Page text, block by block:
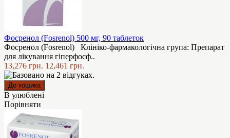
Фосренол (Fosrenol) 500 мг, 90 таблеток
Фосренол (Fosrenol) Клініко-фармакологічна група: Препарат
для лікування гіперфосф..
13,276 грн. 12,461 грн.
В улюблені
Порівняти